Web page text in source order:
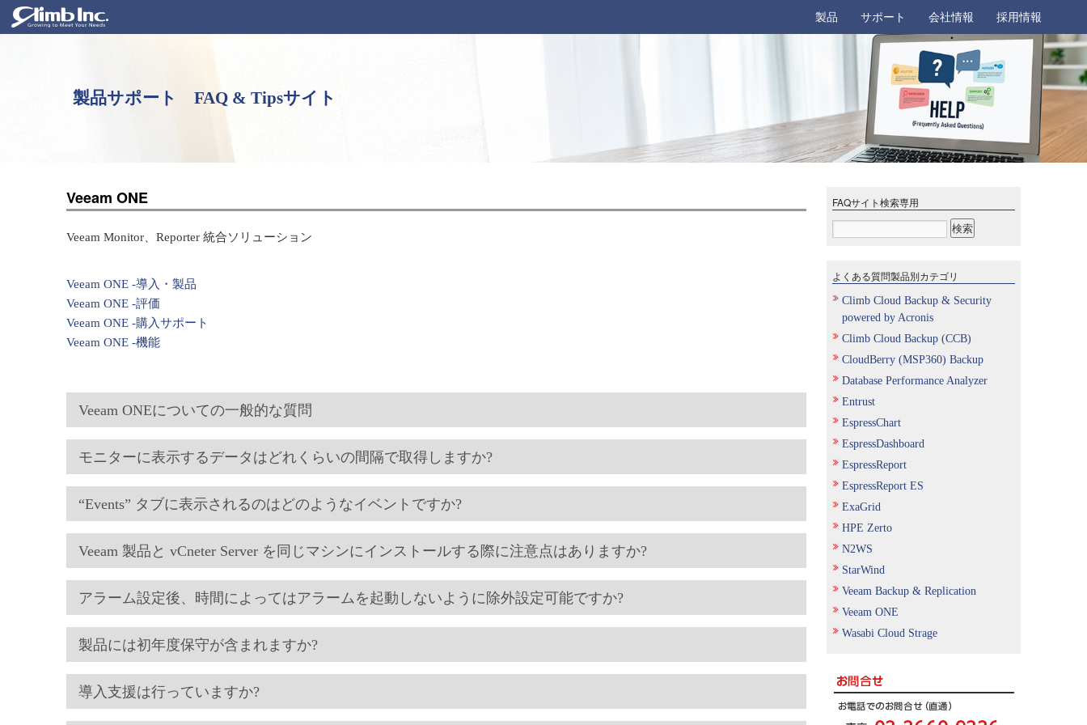
製品 サポート 会社情報 採用情報
製品サポート FAQ & Tipsサイト
Veeam ONE
Veeam Monitor、Reporter 統合ソリューション
Veeam ONE -導入・製品
Veeam ONE -評価
Veeam ONE -購入サポート
Veeam ONE -機能
Veeam ONEについての一般的な質問
モニターに表示するデータはどれくらいの間隔で取得しますか?
“Events” タブに表示されるのはどのようなイベントですか?
Veeam 製品と vCneter Server を同じマシンにインストールする際に注意点はありますか?
アラーム設定後、時間によってはアラームを起動しないように除外設定可能ですか?
製品には初年度保守が含まれますか?
導入支援は行っていますか?
FAQサイト検索専用
よくある質問製品別カテゴリ
Climb Cloud Backup & Security
powered by Acronis
Climb Cloud Backup (CCB)
CloudBerry (MSP360) Backup
Database Performance Analyzer
Entrust
EspressChart
EspressDashboard
EspressReport
EspressReport ES
ExaGrid
HPE Zerto
N2WS
StarWind
Veeam Backup & Replication
Veeam ONE
Wasabi Cloud Strage